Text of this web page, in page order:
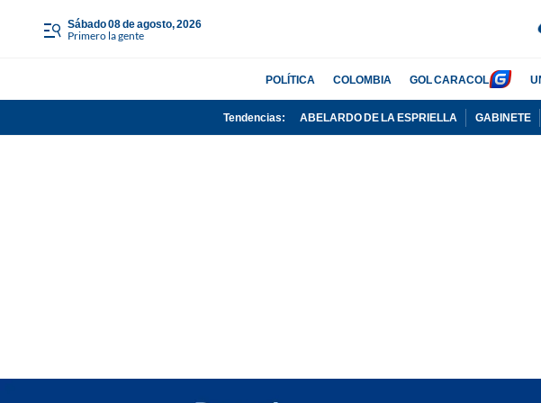
sábado 08 de agosto, 2026
Primero la gente
POLÍTICA COLOMBIA GOL CARACOL
Tendencias: ABELARDO DE LA ESPRIELLA GABINETE